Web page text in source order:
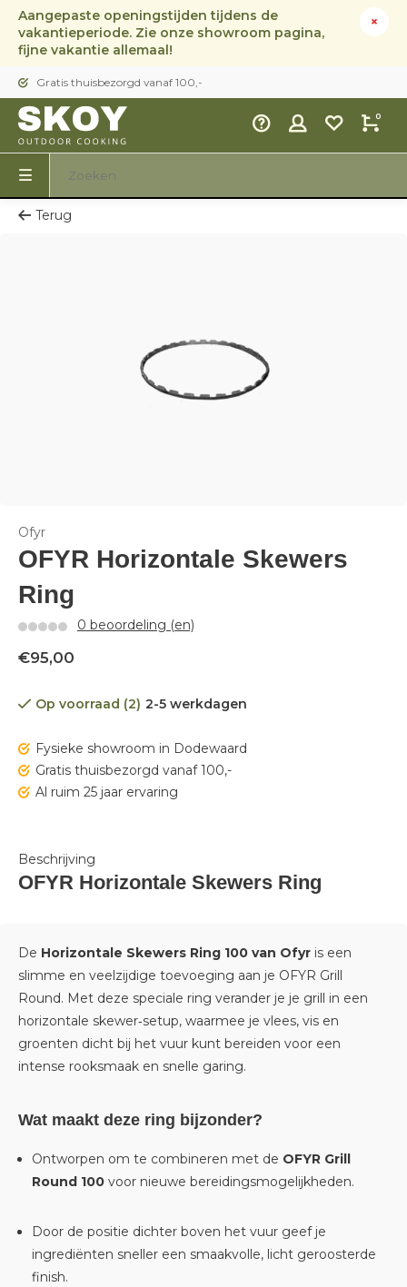
Aangepaste openingstijden tijdens de
vakantieperiode. Zie onze showroom pagina,
fijne vakantie allemaal!
Gratis thuisbezorgd vanaf 100,-
0
Terug
Ofyr
OFYR Horizontale Skewers
Ring
0 beoordeling (en)
€95,00
Op voorraad (2) 2-5 werkdagen
Fysieke showroom in Dodewaard
Gratis thuisbezorgd vanaf 100,-
Al ruim 25 jaar ervaring
Beschrijving
OFYR Horizontale Skewers Ring
De Horizontale Skewers Ring 100 van Ofyr is een
slimme en veelzijdige toevoeging aan je OFYR Grill
Round. Met deze speciale ring verander je je grill in een
horizontale skewer‑setup, waarmee je vlees, vis en
groenten dicht bij het vuur kunt bereiden voor een
intense rooksmaak en snelle garing.
Wat maakt deze ring bijzonder?
Ontworpen om te combineren met de OFYR Grill
Round 100 voor nieuwe bereidingsmogelijkheden.
Door de positie dichter boven het vuur geef je
ingrediënten sneller een smaakvolle, licht geroosterde
finish.